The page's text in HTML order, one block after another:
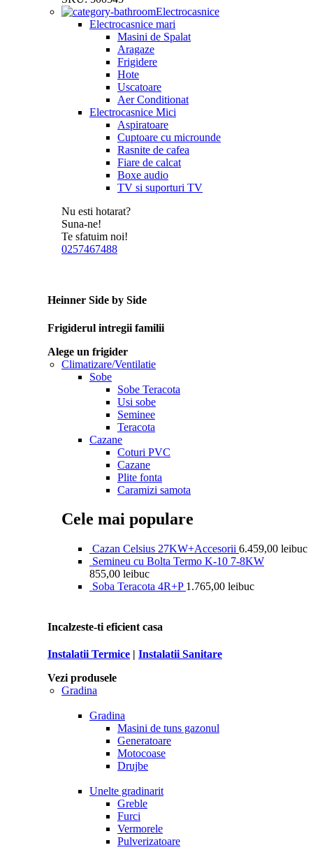
Electrocasnice
Electrocasnice mari
Masini de Spalat
Aragaze
Frigidere
Hote
Uscatoare
Aer Conditionat
Electrocasnice Mici
Aspiratoare
Cuptoare cu microunde
Rasnite de cafea
Fiare de calcat
Boxe audio
TV si suporturi TV
Nu esti hotarat?
Suna-ne!
Te sfatuim noi!
0257467488
Heinner Side by Side
Frigiderul intregii familii
Alege un frigider
Climatizare/Ventilatie
Sobe
Sobe Teracota
Usi sobe
Seminee
Teracota
Cazane
Coturi PVC
Cazane
Plite fonta
Caramizi samota
Cele mai populare
Cazan Celsius 27KW+Accesorii 6.459,00 leibuc
Semineu cu Bolta Termo K-10 7-8KW
855,00 leibuc
Soba Teracota 4R+P 1.765,00 leibuc
Incalzeste-ti eficient casa
Instalatii Termice | Instalatii Sanitare
Vezi produsele
Gradina
Gradina
Masini de tuns gazonul
Generatoare
Motocoase
Drujbe
Unelte gradinarit
Greble
Furci
Vermorele
Pulverizatoare